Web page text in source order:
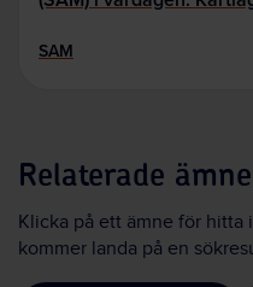
SAM
Relaterade
Klicka på ett ämne för
kommer landa på en